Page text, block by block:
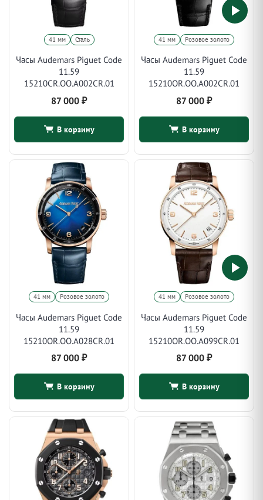
41 мм Сталь
Часы Audemars Piguet Code
11.59
15210CR.OO.A002CR.01
87 000 ₽
В корзину
41 мм Розовое золото
Часы Audemars Piguet Code
11.59
15210OR.OO.A002CR.01
87 000 ₽
В корзину
41 мм Розовое золото
Часы Audemars Piguet Code
11.59
15210OR.OO.A028CR.01
87 000 ₽
В корзину
41 мм Розовое золото
Часы Audemars Piguet Code
11.59
15210OR.OO.A099CR.01
87 000 ₽
В корзину